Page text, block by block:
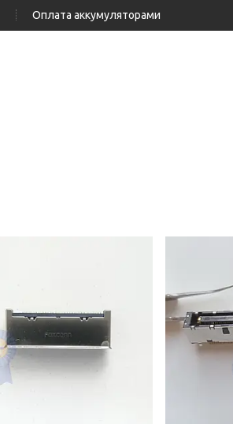
Оплата аккумуляторами